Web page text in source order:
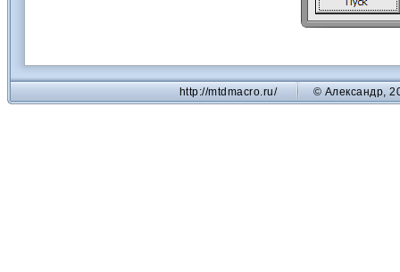
http://mtdmacro.ru/ © Александр,